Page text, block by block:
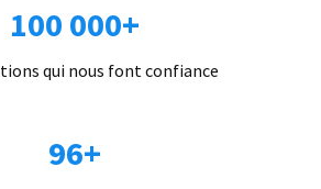
100 000+
qui nous font confiance
96+